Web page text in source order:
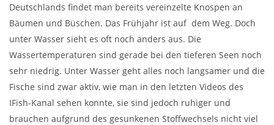
Deutschlands findet man bereits vereinzelte Knospen an
Bäumen und Büschen. Das Frühjahr ist auf dem Weg. Doch
unter Wasser sieht es oft noch anders aus. Die
Wassertemperaturen sind gerade bei den tieferen Seen noch
sehr niedrig. Unter Wasser geht alles noch langsamer und die
Fische sind zwar aktiv, wie man in den letzten Videos des
IFish-Kanal sehen konnte, sie sind jedoch ruhiger und
brauchen aufgrund des gesunkenen Stoffwechsels nicht viel